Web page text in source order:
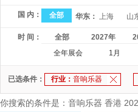
国 内： 全部 华东： 上海 山
时 间： 全部 2027年
全年展会
1月
已选条件： 行业： 音响乐器
你搜索的条件是：音响乐器 香港